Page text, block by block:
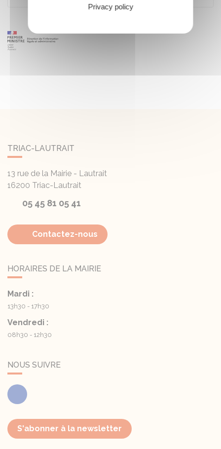
TRIAC-LAUTRAIT
13 rue de la Mairie - Lautrait
16200 Triac-Lautrait
05 45 81 05 41
Contactez-nous
HORAIRES DE LA MAIRIE
Mardi :
13h30 - 17h30
Vendredi :
08h30 - 12h30
NOUS SUIVRE
Facebook
S'abonner à la newsletter
Privacy policy